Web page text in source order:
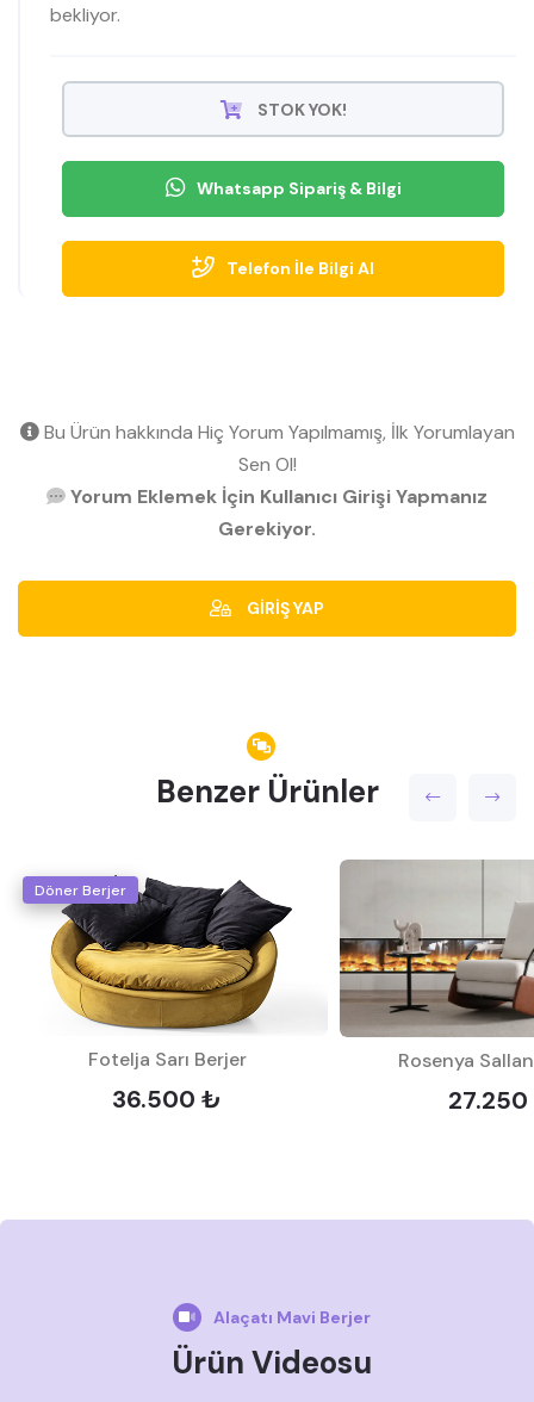
bekliyor.
STOK YOK!
Whatsapp Sipariş & Bilgi
Telefon İle Bilgi Al
Bu Ürün hakkında Hiç Yorum Yapılmamış, İlk Yorumlayan
Sen Ol!
Yorum Eklemek İçin Kullanıcı Girişi Yapmanız
Gerekiyor.
GİRİŞ YAP
Benzer Ürünler
Döner Berjer
Fotelja Sarı Berjer
36.500 ₺
Rosenya
Alaçatı Mavi Berjer
Ürün Videosu